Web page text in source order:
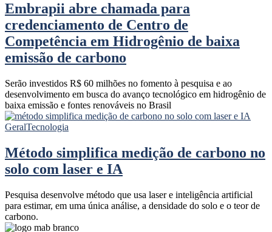
Embrapii abre chamada para
credenciamento de Centro de
Competência em Hidrogênio de baixa
emissão de carbono
Serão investidos R$ 60 milhões no fomento à pesquisa e ao
desenvolvimento em busca do avanço tecnológico em hidrogênio de
baixa emissão e fontes renováveis no Brasil
GeralTecnologia
Método simplifica medição de carbono no
solo com laser e IA
Pesquisa desenvolve método que usa laser e inteligência artificial
para estimar, em uma única análise, a densidade do solo e o teor de
carbono.